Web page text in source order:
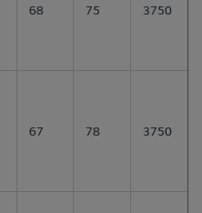
68 75 3750
67 78 3750